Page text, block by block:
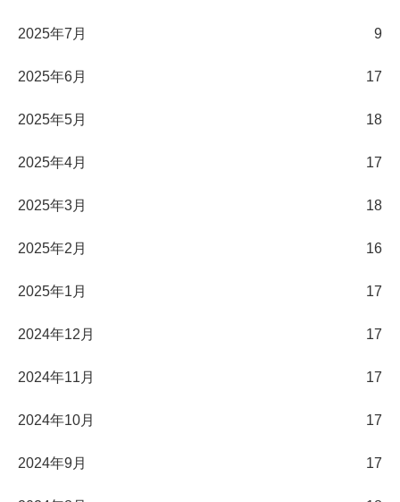
2025年7月 9
2025年6月 17
2025年5月 18
2025年4月 17
2025年3月 18
2025年2月 16
2025年1月 17
2024年12月 17
2024年11月 17
2024年10月 17
2024年9月 17